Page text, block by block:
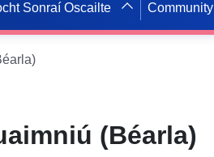
Sonraí Oscailte Community
(Béarla)